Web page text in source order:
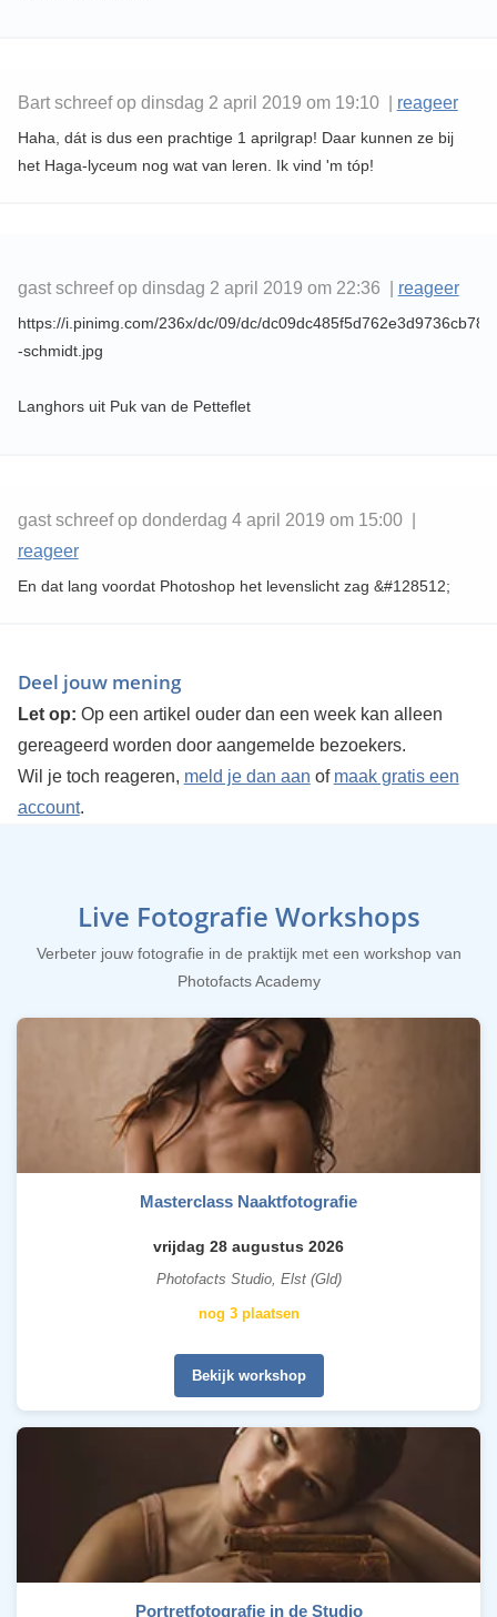
Bart schreef op dinsdag 2 april 2019 om 19:10 | reageer
Haha, dát is dus een prachtige 1 aprilgrap! Daar kunnen ze bij
het Haga-lyceum nog wat van leren. Ik vind 'm tóp!
gast schreef op dinsdag 2 april 2019 om 22:36 | reageer
https://i.pinimg.com/236x/dc/09/dc/
-schmidt.jpg
Langhors uit Puk van de Petteflet
gast schreef op donderdag 4 april 2019 om 15:00 |
reageer
En dat lang voordat Photoshop het levenslicht zag &#128512;
Deel jouw mening
Let op: Op een artikel ouder dan een week kan alleen
gereageerd worden door aangemelde bezoekers.
Wil je toch reageren, meld je dan aan of maak gratis een
account.
Live Fotografie Workshops
Verbeter jouw fotografie in de praktijk met een workshop van
Photofacts Academy
Masterclass Naaktfotografie
vrijdag 28 augustus 2026
Photofacts Studio, Elst (Gld)
nog 3 plaatsen
Bekijk workshop
Portretfotografie in de Studio